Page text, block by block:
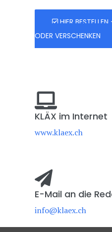
HIER
ODER VERSCHENKEN
KLÄX im Internet
www.klaex.ch
E-Mail an die
info@klaex.ch